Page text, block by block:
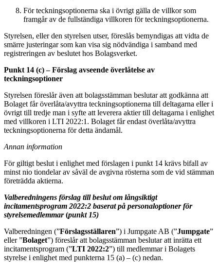
För teckningsoptionerna ska i övrigt gälla de villkor som
framgår av de fullständiga villkoren för teckningsoptionerna.
Styrelsen, eller den styrelsen utser, föreslås bemyndigas att vidta de
smärre justeringar som kan visa sig nödvändiga i samband med
registreringen av beslutet hos Bolagsverket.
Punkt 14 (c) – Förslag avseende överlåtelse av
teckningsoptioner
Styrelsen föreslår även att bolagsstämman beslutar att godkänna att
Bolaget får överlåta/avyttra teckningsoptionerna till deltagarna eller i
övrigt till tredje man i syfte att leverera aktier till deltagarna i enlighet
med villkoren i LTI 2022:1. Bolaget får endast överlåta/avyttra
teckningsoptionerna för detta ändamål.
Annan information
För giltigt beslut i enlighet med förslagen i punkt 14 krävs bifall av
minst nio tiondelar av såväl de avgivna rösterna som de vid stämman
företrädda aktierna.
Valberedningens förslag till beslut om långsiktigt
incitamentsprogram 2022:2 baserat på personaloptioner för
styrelsemedlemmar(punkt 15)
Valberedningen (”Förslagsställaren”) i Jumpgate AB (”Jumpgate”
eller ”Bolaget”) föreslår att bolagsstämman beslutar att inrätta ett
incitamentsprogram (”LTI 2022:2”) till medlemmar i Bolagets
styrelse i enlighet med punkterna 15 (a) – (c) nedan.